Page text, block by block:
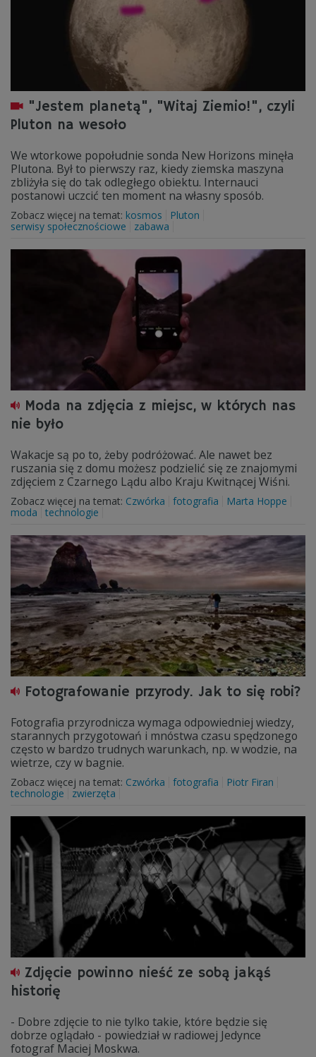
"Jestem planetą", "Witaj Ziemio!", czyli
Pluton na wesoło
We wtorkowe popołudnie sonda New Horizons minęła
Plutona. Był to pierwszy raz, kiedy ziemska maszyna
zbliżyła się do tak odległego obiektu. Internauci
postanowi uczcić ten moment na własny sposób.
Zobacz więcej na temat: kosmos
Pluton
serwisy społecznościowe
zabawa
Moda na zdjęcia z miejsc, w których nas
nie było
Wakacje są po to, żeby podróżować. Ale nawet bez
ruszania się z domu możesz podzielić się ze znajomymi
zdjęciem z Czarnego Lądu albo Kraju Kwitnącej Wiśni.
Zobacz więcej na temat: Czwórka fotografia
Marta Hoppe
moda
technologie
Fotografowanie przyrody. Jak to się robi?
Fotografia przyrodnicza wymaga odpowiedniej wiedzy,
starannych przygotowań i mnóstwa czasu spędzonego
często w bardzo trudnych warunkach, np. w wodzie, na
wietrze, czy w bagnie.
Zobacz więcej na temat: Czwórka fotografia
Piotr Firan
technologie
zwierzęta
Zdjęcie powinno nieść ze sobą jakąś
historię
- Dobre zdjęcie to nie tylko takie, które będzie się
dobrze oglądało - powiedział w radiowej Jedynce
fotograf Maciej Moskwa.